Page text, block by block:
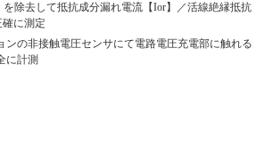
を除去して抵抗成分漏れ電流【Ior】／活線絶縁抵抗
確に測定
ンの非接触電圧センサにて電路電圧充電部に触れる
に計測